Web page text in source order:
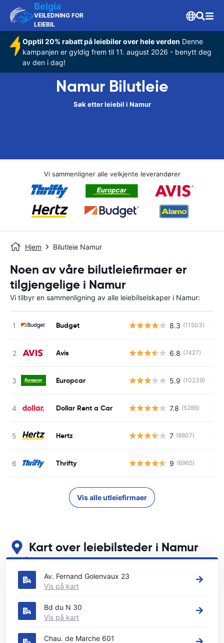
Belgia
VEILEDNING FOR
LEIEBIL
Opptil 20% rabatt på leiebiler over hele verden Denne
kampanjen er gyldig frem til 11. august 2026 - benytt deg
av den i dag!
Namur Bilutleie
Søk etter leiebil i Namur
Vi sammenligner alle velkjente leverandører
Hjem Bilutleie Namur
Noen av våre bilutleiefirmaer er
tilgjengelige i Namur
Vi tilbyr en sammenligning av alle leiebilselskaper i Namur:
Budget 8.3 (11503)
Avis 6.8 (7427)
Europcar 5.9 (10239)
Dollar Rent a Car 7.8 (5286)
Hertz 7 (8807)
Thrifty 9 (6965)
Vis alle utleiefirmaer
Kart over leiebilsteder i Namur
Se våre viktigste bilutleiesteder i Namur
Av. Fernand Golenvaux 23
Vis på kart
Bd du N 30
Vis på kart
Chau. de Marche 601